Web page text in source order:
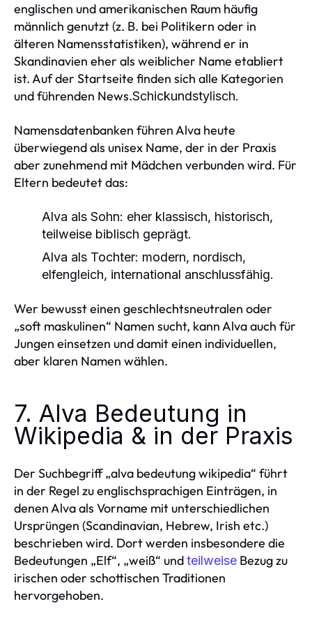
englischen und amerikanischen Raum häufig
männlich genutzt (z. B. bei Politikern oder in
älteren Namensstatistiken), während er in
Skandinavien eher als weiblicher Name etabliert
ist. Auf der Startseite finden sich alle Kategorien
und führenden News.Schickundstylisch.
Namensdatenbanken führen Alva heute
überwiegend als unisex Name, der in der Praxis
aber zunehmend mit Mädchen verbunden wird. Für
Eltern bedeutet das:
Alva als Sohn: eher klassisch, historisch,
teilweise biblisch geprägt.
Alva als Tochter: modern, nordisch,
elfengleich, international anschlussfähig.
Wer bewusst einen geschlechtsneutralen oder
„soft maskulinen“ Namen sucht, kann Alva auch für
Jungen einsetzen und damit einen individuellen,
aber klaren Namen wählen.
7. Alva Bedeutung in
Wikipedia & in der Praxis
Der Suchbegriff „alva bedeutung wikipedia“ führt
in der Regel zu englischsprachigen Einträgen, in
denen Alva als Vorname mit unterschiedlichen
Ursprüngen (Scandinavian, Hebrew, Irish etc.)
beschrieben wird. Dort werden insbesondere die
Bedeutungen „Elf“, „weiß“ undteilweise Bezug zu
irischen oder schottischen Traditionen
hervorgehoben.